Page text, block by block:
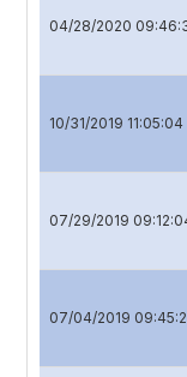
04/28/2020
10/31/2019 11:05:04
07/29/2019
07/04/2019